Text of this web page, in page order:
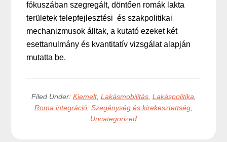
fókuszában szegregált, döntően romák lakta
területek telepfejlesztési és szakpolitikai
mechanizmusok álltak, a kutató ezeket két
esettanulmány és kvantitatív vizsgálat alapján
mutatta be.
Filed Under: Kiemelt, Lakásmobilitás, Lakáspolitika,
Roma integráció, Szegénység és kirekesztettség,
Uncategorized